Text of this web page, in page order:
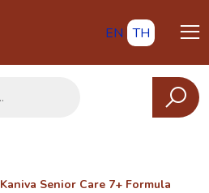
EN TH
Kaniva Senior Care 7+ Formula